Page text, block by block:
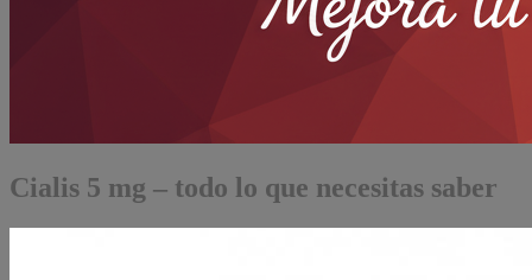
Cialis 5 mg – todo lo que necesitas saber